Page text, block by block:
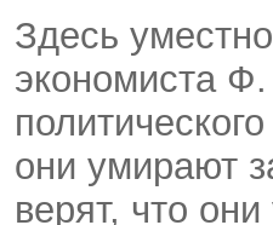
Здесь
экономиста
они умирают
верят, что